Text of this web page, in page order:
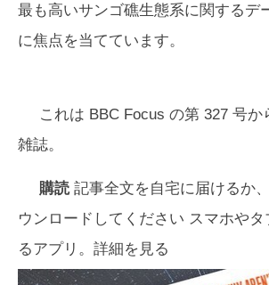
最も高いサンゴ礁生態系に関するデ
に焦点を当てています。
これは BBC Focus の第 327 号か
雑誌。
購読記事全文を自宅に届けるか、
ウンロードしてください スマホや
るアプリ。詳細を見る